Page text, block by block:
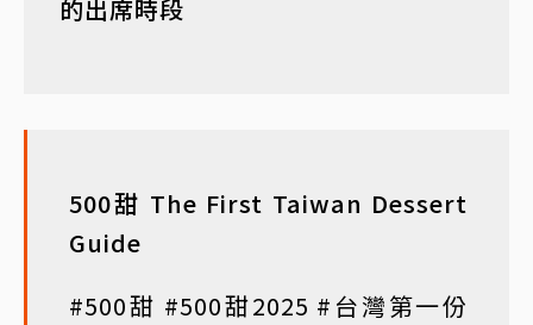
的出席時段
500甜 The First Taiwan Dessert
Guide
#500甜 #500甜2025 #台灣第一份